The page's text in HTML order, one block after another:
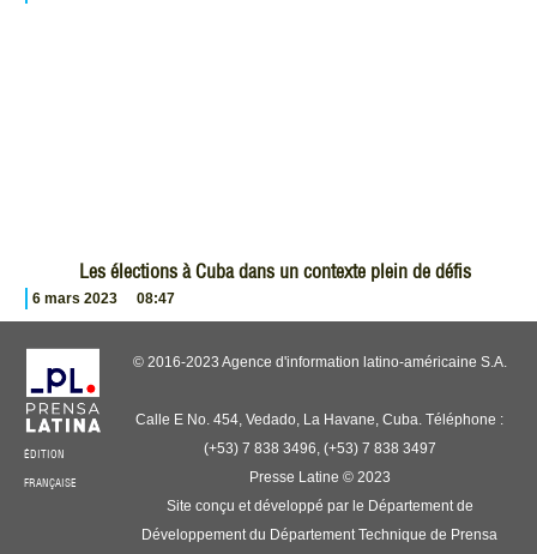
Les élections à Cuba dans un contexte plein de défis
6 mars 2023 08:47
ÉDITION
FRANÇAISE
© 2016-2023 Agence d'information latino-américaine S.A.
Calle E No. 454, Vedado, La Havane, Cuba. Téléphone :
(+53) 7 838 3496, (+53) 7 838 3497
Presse Latine © 2023
Site conçu et développé par le Département de
Développement du Département Technique de Prensa